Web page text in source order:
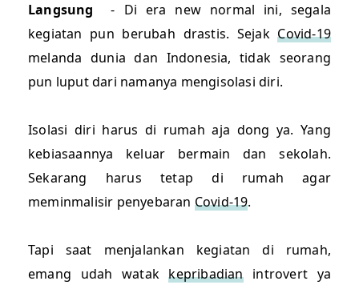
Langsung - Di era new normal ini, segala
kegiatan pun berubah drastis. SejakCovid-19
melanda dunia dan Indonesia, tidak seorang
pun luput dari namanya mengisolasi diri.
Isolasi diri harus di rumah aja dong ya. Yang
kebiasaannya keluar bermain dan sekolah.
Sekarang harus tetap di rumah agar
meminmalisir penyebaran Covid-19.
Tapi saat menjalankan kegiatan di rumah,
emang udah watakkepribadianintrovert ya